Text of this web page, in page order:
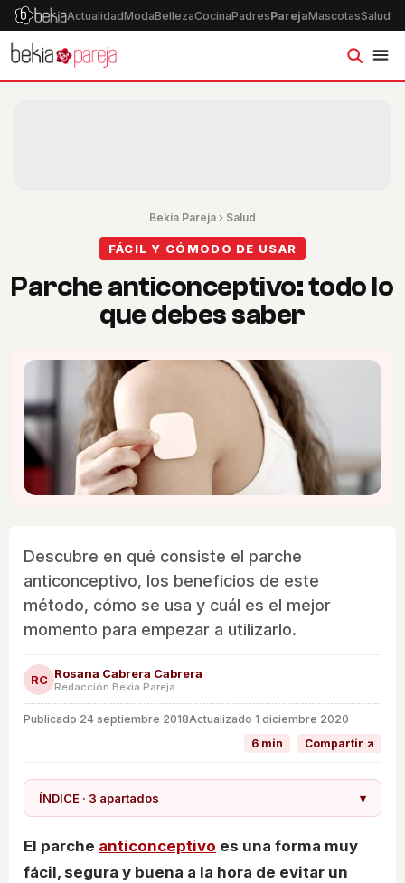
ActualidadModaBellezaCocinaPadresParejaMascotasSalud
Bekia Pareja › Salud
FÁCIL Y CÓMODO DE USAR
Parche anticonceptivo: todo lo
que debes saber
Descubre en qué consiste el parche
anticonceptivo, los beneficios de este
método, cómo se usa y cuál es el mejor
momento para empezar a utilizarlo.
RC Rosana Cabrera Cabrera
Redacción Bekia Pareja
Publicado 24 septiembre 2018Actualizado 1 diciembre 2020
6 min
Compartir ↗
ÍNDICE · 3 apartados ▾
El parche anticonceptivo es una forma muy
fácil, segura y buena a la hora de evitar un